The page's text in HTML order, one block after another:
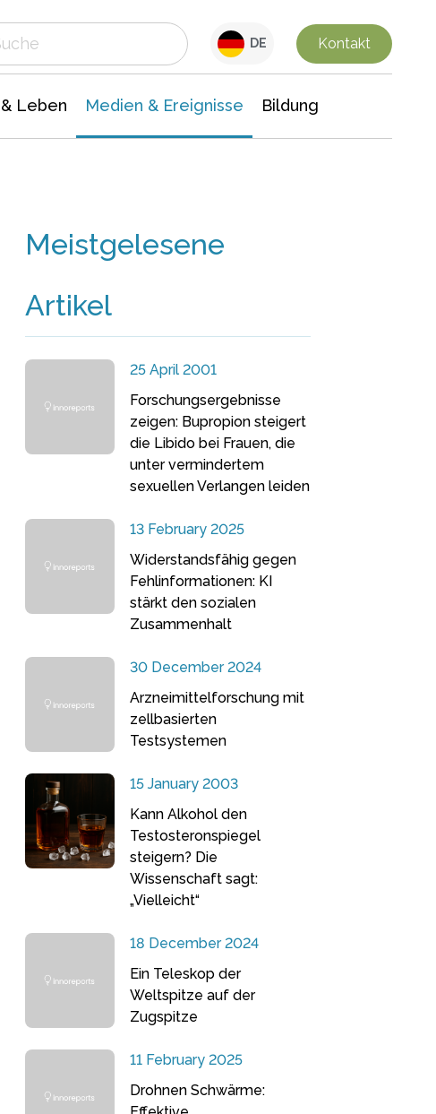
DE Kontakt
Leben Medien & Ereignisse Bildung
Meistgelesene
Artikel
25 April 2001
Forschungsergebnisse
zeigen: Bupropion steigert
die Libido bei Frauen, die
unter vermindertem
sexuellen Verlangen leiden
13 February 2025
Widerstandsfähig gegen
Fehlinformationen: KI
stärkt den sozialen
Zusammenhalt
30 December 2024
Arzneimittelforschung mit
zellbasierten
Testsystemen
15 January 2003
Kann Alkohol den
Testosteronspiegel
steigern? Die
Wissenschaft sagt:
„Vielleicht“
18 December 2024
Ein Teleskop der
Weltspitze auf der
Zugspitze
11 February 2025
Drohnen Schwärme: